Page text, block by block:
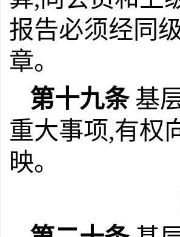
报告必须经同
章。
第十九条基
重大事项,有权
映。